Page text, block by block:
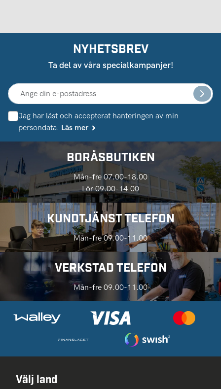
NYHETSBREV
Ta del av våra specialkampanjer!
Jag har läst och accepterat hanteringen av min
persondata. Läs mer
BORÅSBUTIKEN
Mån-fre 07.00-18.00
Lör 09.00-14.00
KUNDTJÄNST TELEFON
Mån-fre 09.00-11.00
VERKSTAD TELEFON
Mån-fre 09.00-11.00
Välj land